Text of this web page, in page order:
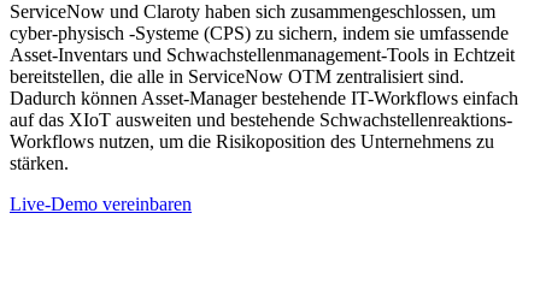
ServiceNow und Claroty haben sich zusammengeschlossen, um
cyber-physisch -Systeme (CPS) zu sichern, indem sie umfassende
Asset-Inventars und Schwachstellenmanagement-Tools in Echtzeit
bereitstellen, die alle in ServiceNow OTM zentralisiert sind.
Dadurch können Asset-Manager bestehende IT-Workflows einfach
auf das XIoT ausweiten und bestehende Schwachstellenreaktions-
Workflows nutzen, um die Risikoposition des Unternehmens zu
stärken.
Live-Demo vereinbaren